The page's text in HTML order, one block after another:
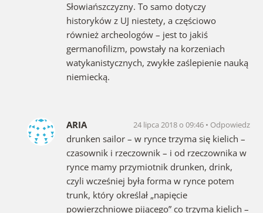
Słowiańszczyzny. To samo dotyczy
historyków z UJ niestety, a częściowo
również archeologów – jest to jakiś
germanofilizm, powstały na korzeniach
watykanistycznych, zwykłe zaślepienie nauką
niemiecką.
ARIA 24 lipca 2018 o 09:46 Odpowiedz
drunken sailor – w rynce trzyma się kielich –
czasownik i rzeczownik – i od rzeczownika w
rynce mamy przymiotnik drunken, drink,
czyli wcześniej była forma w rynce potem
trunk, który określał „napięcie
powierzchniowe pijącego” co trzyma kielich –